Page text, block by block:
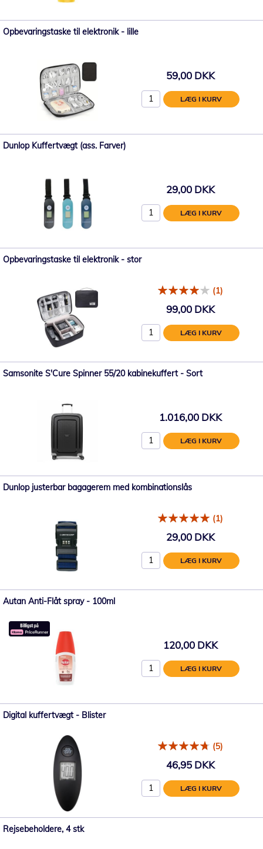
Opbevaringstaske til elektronik - lille
59,00 DKK
LÆG I KURV
Dunlop Kuffertvægt (ass. Farver)
29,00 DKK
LÆG I KURV
Opbevaringstaske til elektronik - stor
(1)
99,00 DKK
LÆG I KURV
Samsonite S'Cure Spinner 55/20 kabinekuffert - Sort
1.016,00 DKK
LÆG I KURV
Dunlop justerbar bagagerem med kombinationslås
(1)
29,00 DKK
LÆG I KURV
Autan Anti-Flåt spray - 100ml
120,00 DKK
LÆG I KURV
Digital kuffertvægt - Blister
(5)
46,95 DKK
LÆG I KURV
Rejsebeholdere, 4 stk